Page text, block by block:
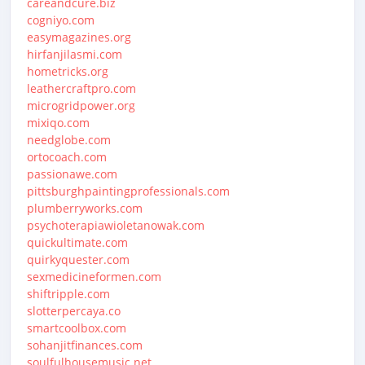
cogniyo.com
easymagazines.org
hirfanjilasmi.com
hometricks.org
leathercraftpro.com
microgridpower.org
mixiqo.com
needglobe.com
ortocoach.com
passionawe.com
pittsburghpaintingprofessionals.com
plumberryworks.com
psychoterapiawioletanowak.com
quickultimate.com
quirkyquester.com
sexmedicineformen.com
shiftripple.com
slotterpercaya.co
smartcoolbox.com
sohanjitfinances.com